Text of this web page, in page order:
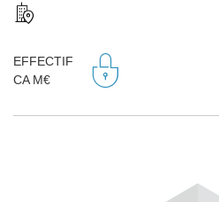
EFFECTIF
CA M€